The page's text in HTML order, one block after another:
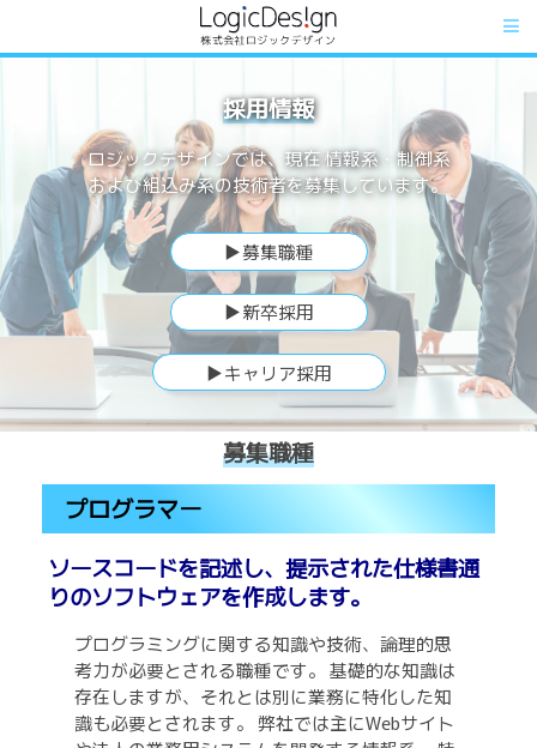
採用情報
ロジックデザインでは、現在 情報系・制御系
および組込み系の技術者を募集しています。
▶募集職種
▶新卒採用
▶キャリア採用
募集職種
プログラマー
ソースコードを記述し、提示された仕様書通
りのソフトウェアを作成します。
プログラミングに関する知識や技術、論理的思
考力が必要とされる職種です。 基礎的な知識は
存在しますが、それとは別に業務に特化した知
識も必要とされます。 弊社では主にWebサイト